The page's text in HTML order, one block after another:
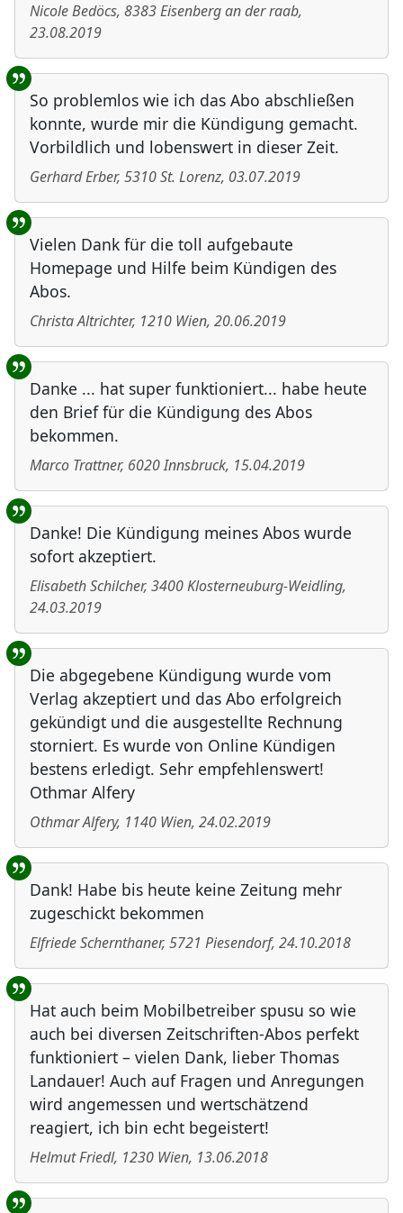
Nicole Bedöcs, 8383Eisenberg an der raab,
23.08.2019
So problemlos wie ich das Abo abschließen
konnte, wurde mir die Kündigung gemacht.
Vorbildlich und lobenswert in dieser Zeit.
Gerhard Erber, 5310St. Lorenz, 03.07.2019
Vielen Dank für die toll aufgebaute
Homepage und Hilfe beim Kündigen des
Abos.
Christa Altrichter, 1210 Wien, 20.06.2019
Danke ... hat super funktioniert... habe heute
den Brief für die Kündigung des Abos
bekommen.
Marco Trattner, 6020Innsbruck, 15.04.2019
Danke! Die Kündigung meines Abos wurde
sofort akzeptiert.
Elisabeth Schilcher, 3400Klosterneuburg-Weidling,
24.03.2019
Die abgegebene Kündigung wurde vom
Verlag akzeptiert und das Abo erfolgreich
gekündigt und die ausgestellte Rechnung
storniert. Es wurde von Online Kündigen
bestens erledigt. Sehr empfehlenswert!
Othmar Alfery
Othmar Alfery, 1140 Wien, 24.02.2019
Dank! Habe bis heute keine Zeitung mehr
zugeschickt bekommen
Elfriede Schernthaner, 5721 Piesendorf, 24.10.2018
Hat auch beim Mobilbetreiber spusu so wie
auch bei diversen Zeitschriften-Abos perfekt
funktioniert – vielen Dank, lieber Thomas
Landauer! Auch auf Fragen und Anregungen
wird angemessen und wertschätzend
reagiert, ich bin echt begeistert!
Helmut Friedl, 1230 Wien, 13.06.2018